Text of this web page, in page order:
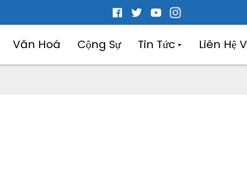
Văn Hoá Cộng Sự Tin Tức Liên Hệ